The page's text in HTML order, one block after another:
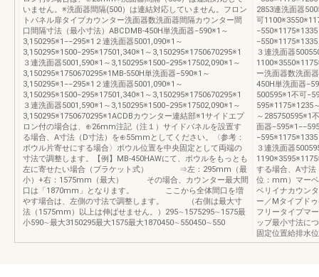
いません。※洗面器間隔(500）は連結対応していません。フロン
トパネル扉タイプカウンター洗面器数洗面器間隔カウンター間
口間隔寸法（最小寸法）ABCDMB-450H単洗面器−590※1～
3,150295※1−−295※1２連洗面器5001,090※1～
3,150295※1500−295※17501,340※1～3,150295※1750670295※1
３連洗面器5001,590※1～3,150295※1500−295※17502,090※1～
3,150295※1750670295※1MB-550H単洗面器−590※1～
3,150295※1−−295※1２連洗面器5001,090※1～
3,150295※1500−295※17501,340※1～3,150295※1750670295※1
３連洗面器5001,590※1～3,150295※1500−295※17502,090※1～
3,150295※1750670295※1ACDBカウンター連結部※1サイドエプ
ロン付の場合は、⊕26mm注記（注１）サイドパネルを設置す
る場合、A寸法（D寸法）を⊕55mmとしてください。〈参考：
ボウル片寄せにする場合〉ボウル位置を中央固定として両端の
寸法で調整します。【例】MB-450HAWにて、ボウルをもっとも
左に寄せたい場合（ブラケット式） ⇒左：295mm（最
小）+右：1575mm（最大） その場合、カウンター最大間
口は「1870mm」となります。 ここから全体間口を増
やす場合は、左側の寸法で調整します。 （右側は最大寸
法（1575mm）以上は伸ばせません。）295∼1575295∼1575最
小590∼最大3150295最大1575最大1870450∼550450∼550
2853連洗面器
可
３連洗面器
ー洗面器数洗面
450H単洗面器
500595※1不可
595※1175※1235
～285750595※1
面器
３連洗面器
する場合、A寸
位：mm）マー
ベリイナカウン
ー／Mタイプド
フリータイプマ
ップ最小寸法に
固定位置給排水